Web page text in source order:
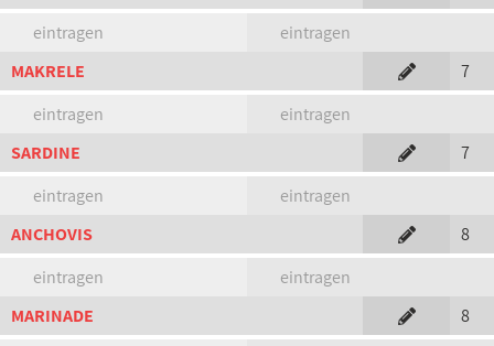
eintragen
eintragen
MAKRELE
7
eintragen
eintragen
SARDINE
7
eintragen
eintragen
ANCHOVIS
8
eintragen
eintragen
MARINADE
8